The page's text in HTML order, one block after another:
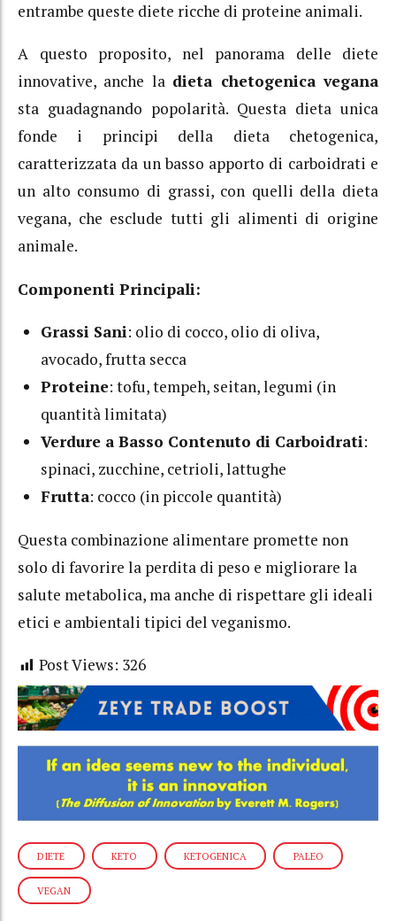
entrambe queste diete ricche di proteine animali.
A questo proposito, nel panorama delle diete
innovative, anche la dieta chetogenica vegana
sta guadagnando popolarità. Questa dieta unica
fonde i principi della dieta chetogenica,
caratterizzata da un basso apporto di carboidrati e
un alto consumo di grassi, con quelli della dieta
vegana, che esclude tutti gli alimenti di origine
animale.
Componenti Principali:
Grassi Sani: olio di cocco, olio di oliva,
avocado, frutta secca
Proteine: tofu, tempeh, seitan, legumi (in
quantità limitata)
Verdure a Basso Contenuto di Carboidrati:
spinaci, zucchine, cetrioli, lattughe
Frutta: cocco (in piccole quantità)
Questa combinazione alimentare promette non
solo di favorire la perdita di peso e migliorare la
salute metabolica, ma anche di rispettare gli ideali
etici e ambientali tipici del veganismo.
Post Views: 326
DIETE KETO KETOGENICA PALEO
VEGAN